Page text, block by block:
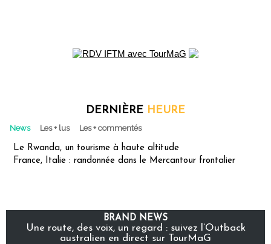
DERNIÈRE HEURE
News Les + lus Les + commentés
Le Rwanda, un tourisme à haute altitude
France, Italie : randonnée dans le Mercantour frontalier
BRAND NEWS
Une route, des voix, un regard : suivez l’Outback
australien en direct sur TourMaG